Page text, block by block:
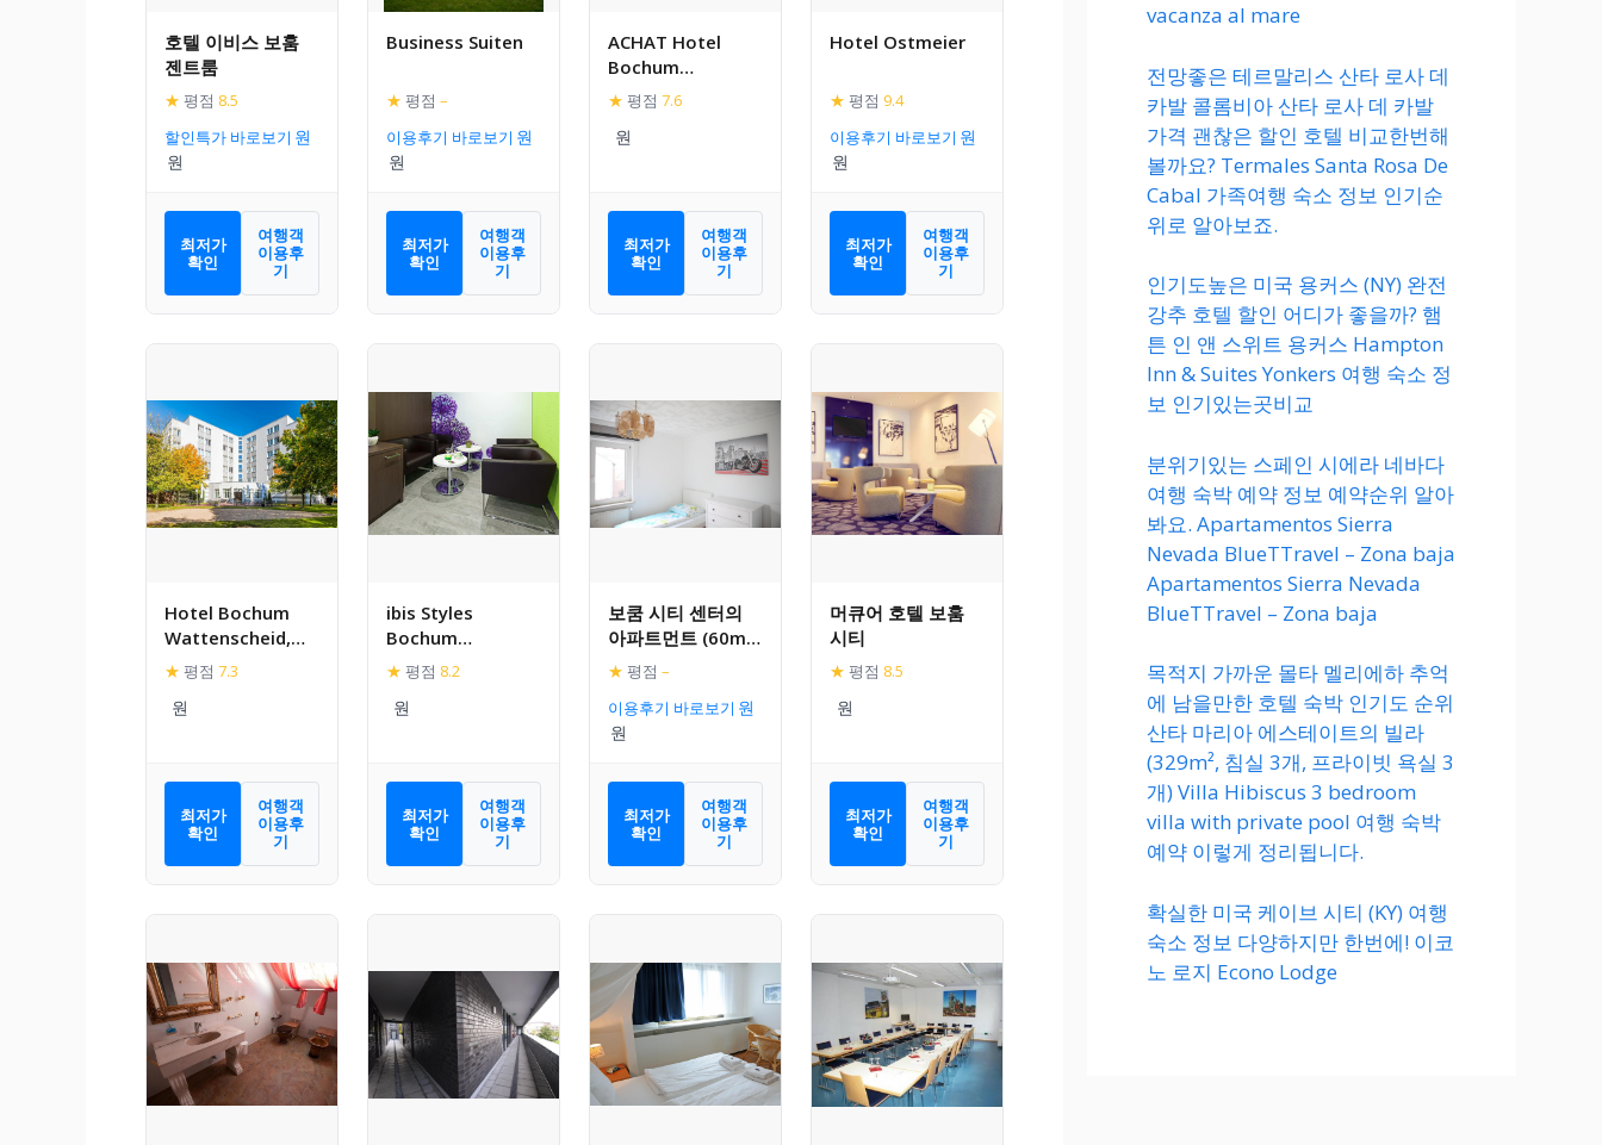
호텔 이비스 보훔
젠트룸
★ 평점 8.5
할인특가 바로보기
최저가
확인
여행객
이용후
기
Business Suiten
★ 평점 –
이용후기 바로보기
최저가
확인
여행객
이용후
기
ACHAT Hotel
Bochum
Dortmund
★ 평점 7.6
최저가
확인
여행객
이용후
기
Hotel Ostmeier
★ 평점 9.4
이용후기 바로보기
최저가
확인
여행객
이용후
기
Hotel Bochum
Wattenscheid,
Affiliated by
★ 평점 7.3
최저가
확인
여행객
이용후
기
ibis Styles
Bochum
Hauptbahnhof
★ 평점 8.2
최저가
확인
여행객
이용후
기
보쿰 시티 센터의
아파트먼트 (60m²,
침실 2개, 프라이빗
★ 평점 –
이용후기 바로보기
최저가
확인
여행객
이용후
기
머큐어 호텔 보훔
시티
★ 평점 8.5
최저가
확인
여행객
이용후
기
vacanza al mare
전망좋은 테르말리스 산타 로사 데
카발 콜롬비아 산타 로사 데 카발
가격 괜찮은 할인 호텔 비교한번해
볼까요? Termales Santa Rosa De
Cabal 가족여행 숙소 정보 인기순
위로 알아보죠.
인기도높은 미국 용커스 (NY) 완전
강추 호텔 할인 어디가 좋을까? 햄
튼 인 앤 스위트 용커스 Hampton
Inn & Suites Yonkers 여행 숙소 정
보 인기있는곳비교
분위기있는 스페인 시에라 네바다
여행 숙박 예약 정보 예약순위 알아
봐요. Apartamentos Sierra
Nevada BlueTTravel – Zona baja
Apartamentos Sierra Nevada
BlueTTravel – Zona baja
목적지 가까운 몰타 멜리에하 추억
에 남을만한 호텔 숙박 인기도 순위
산타 마리아 에스테이트의 빌라
(329m², 침실 3개, 프라이빗 욕실 3
개) Villa Hibiscus 3 bedroom
villa with private pool 여행 숙박
예약 이렇게 정리됩니다.
확실한 미국 케이브 시티 (KY) 여행
숙소 정보 다양하지만 한번에! 이코
노 로지 Econo Lodge